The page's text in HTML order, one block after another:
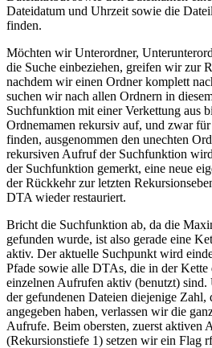
Dateidatum und Uhrzeit sowie die
finden.
Möchten wir Unterordner,
die Suche einbeziehen, greifen wir zur
nachdem wir einen Ordner komplett
suchen wir nach allen Ordnern in
Suchfunktion mit einer Verkettung aus
Ordnemamen rekursiv auf, und zwar
finden, ausgenommen den unechten
rekursiven Aufruf der Suchfunktion
der Suchfunktion gemerkt, eine neue
der Rückkehr zur letzten
DTA wieder restauriert.
Bricht die Suchfunktion ab, da die
gefunden wurde, ist also gerade eine
aktiv. Der aktuelle Suchpunkt wird
Pfade sowie alle DTAs, die in der Kette
einzelnen Aufrufen aktiv (benutzt) sind.
der gefundenen Dateien diejenige Zahl,
angegeben haben, verlassen wir die
Aufrufe. Beim obersten, zuerst aktiven
(Rekursionstiefe 1) setzen wir ein Flag